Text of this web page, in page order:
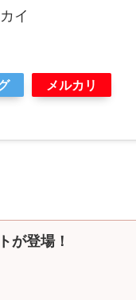
イ
メルカリ
が登場！